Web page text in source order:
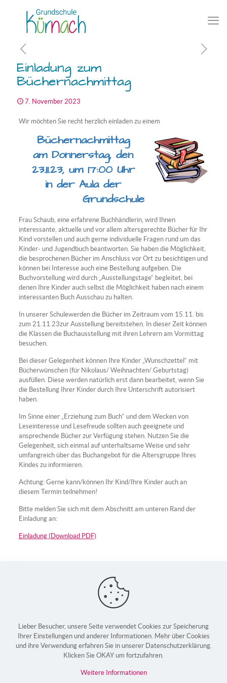
Einladung zum
Büchernachmittag
7. November 2023
Wir möchten Sie recht herzlich einladen zu einem
Büchernachmittag
am Donnerstag, den
23.11.23, um 17:00 Uhr
in der Aula der
Grundschule
Frau Schaub, eine erfahrene Buchhändlerin, wird Ihnen
interessante, aktuelle und vor allem altersgerechte Bücher für Ihr
Kind vorstellen und auch gerne individuelle Fragen rund um das
Kinder- und Jugendbuch beantworten. Sie haben die Möglichkeit,
die besprochenen Bücher im Anschluss vor Ort zu besichtigen und
können bei Interesse auch eine Bestellung aufgeben. Die
Buchvorstellung wird durch „Ausstellungstage“ begleitet, bei
denen Ihre Kinder auch selbst die Möglichkeit haben nach einem
interessanten Buch Ausschau zu halten.
In unserer Schulewerden die Bücher im Zeitraum vom 15.11. bis
zum 21.11.23zur Ausstellung bereitstehen. In dieser Zeit können
die Klassen die Buchausstellung mit ihren Lehrern am Vormittag
besuchen.
Bei dieser Gelegenheit können Ihre Kinder „Wunschzettel“ mit
Bücherwünschen (für Nikolaus/ Weihnachten/ Geburtstag)
ausfüllen. Diese werden natürlich erst dann bearbeitet, wenn Sie
die Bestellung Ihrer Kinder durch Ihre Unterschrift autorisiert
haben.
Im Sinne einer „Erziehung zum Buch“ und dem Wecken von
Leseinteresse und Lesefreude sollten auch geeignete und
ansprechende Bücher zur Verfügung stehen. Nutzen Sie die
Gelegenheit, sich einmal auf unterhaltsame Weise und sehr
umfangreich über das Buchangebot für die Altersgruppe Ihres
Kindes zu informieren.
Achtung: Gerne kann/können Ihr Kind/Ihre Kinder auch an
diesem Termin teilnehmen!
Bitte melden Sie sich mit dem Abschnitt am unteren Rand der
Einladung an:
Einladung (Download PDF)
Lieber Besucher, unsere Seite verwendet Cookies zur Speicherung
Ihrer Einstellungen und anderer Informationen. Mehr über Cookies
und ihre Verwendung erfahren Sie in unserer Datenschutzerklärung.
Klicken Sie OKAY um fortzufahren.
Weitere Informationen